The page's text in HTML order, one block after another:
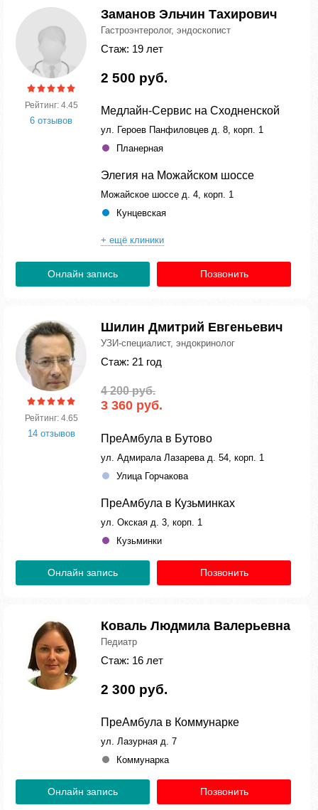
Рейтинг: 4.45
6 отзывов
Заманов Эльчин Тахирович
Гастроэнтеролог, эндоскопист
Стаж: 19 лет
2 500 руб.
Медлайн-Сервис на Сходненской
ул. Героев Панфиловцев д. 8, корп. 1
Планерная
Элегия на Можайском шоссе
Можайское шоссе д. 4, корп. 1
Кунцевская
+ ещё клиники
Онлайн запись Позвонить
Рейтинг: 4.65
14 отзывов
Шилин Дмитрий Евгеньевич
УЗИ-специалист, эндокринолог
Стаж: 21 год
4 200 руб.
3 360 руб.
ПреАмбула в Бутово
ул. Адмирала Лазарева д. 54, корп. 1
Улица Горчакова
ПреАмбула в Кузьминках
ул. Окская д. 3, корп. 1
Кузьминки
Онлайн запись Позвонить
Коваль Людмила Валерьевна
Педиатр
Стаж: 16 лет
2 300 руб.
ПреАмбула в Коммунарке
ул. Лазурная д. 7
Коммунарка
Онлайн запись Позвонить